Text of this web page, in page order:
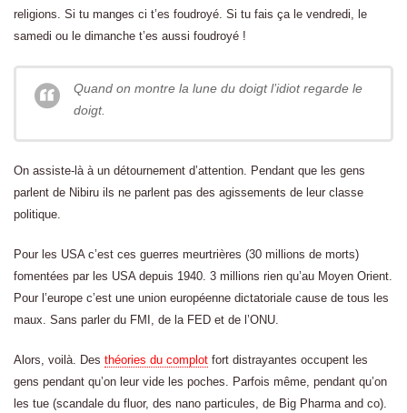
religions. Si tu manges ci t’es foudroyé. Si tu fais ça le vendredi, le
samedi ou le dimanche t’es aussi foudroyé !
Quand on montre la lune du doigt l’idiot regarde le
doigt.
On assiste-là à un détournement d’attention. Pendant que les gens
parlent de Nibiru ils ne parlent pas des agissements de leur classe
politique.
Pour les USA c’est ces guerres meurtrières (30 millions de morts)
fomentées par les USA depuis 1940. 3 millions rien qu’au Moyen Orient.
Pour l’europe c’est une union européenne dictatoriale cause de tous les
maux. Sans parler du FMI, de la FED et de l’ONU.
Alors, voilà. Des théories du complot fort distrayantes occupent les
gens pendant qu’on leur vide les poches. Parfois même, pendant qu’on
les tue (scandale du fluor, des nano particules, de Big Pharma and co).